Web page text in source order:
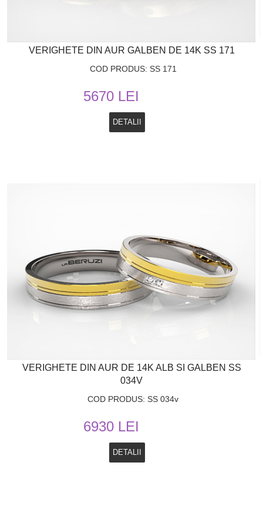
VERIGHETE DIN AUR GALBEN DE 14K SS 171
COD PRODUS: SS 171
5670 LEI
DETALII
VERIGHETE DIN AUR DE 14K ALB SI GALBEN SS
034V
COD PRODUS: SS 034v
6930 LEI
DETALII